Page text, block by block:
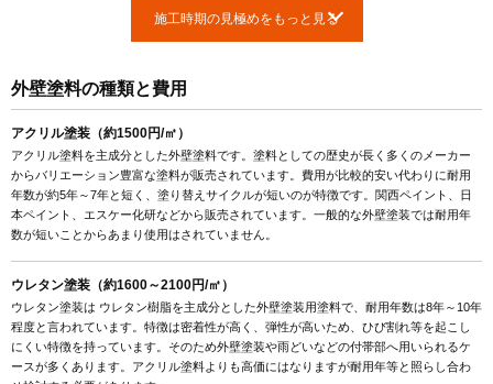
施工時期の見極めをもっと見る
外壁塗料の種類と費用
アクリル塗装（約1500円/㎡）
アクリル塗料を主成分とした外壁塗料です。塗料としての歴史が長く多くのメーカー
からバリエーション豊富な塗料が販売されています。費用が比較的安い代わりに耐用
年数が約5年～7年と短く、塗り替えサイクルが短いのが特徴です。関西ペイント、日
本ペイント、エスケー化研などから販売されています。一般的な外壁塗装では耐用年
数が短いことからあまり使用はされていません。
ウレタン塗装（約1600～2100円/㎡）
ウレタン塗装は ウレタン樹脂を主成分とした外壁塗装用塗料で、耐用年数は8年～10年
程度と言われています。特徴は密着性が高く、弾性が高いため、ひび割れ等を起こし
にくい特徴を持っています。そのため外壁塗装や雨どいなどの付帯部へ用いられるケ
ースが多くあります。アクリル塗料よりも高価にはなりますが耐用年等と照らし合わ